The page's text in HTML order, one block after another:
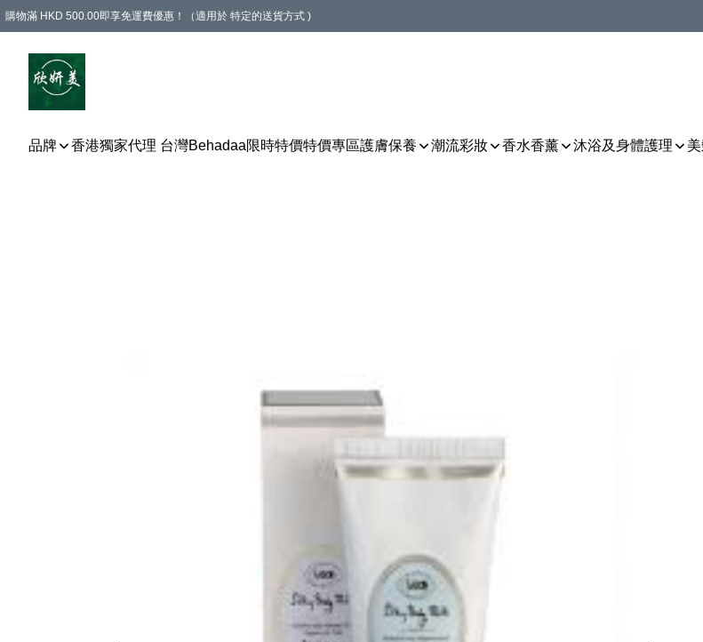
購物滿 HKD 500.00即享免運費優惠！（適用於 特定的送貨方式 )
品牌 香港獨家代理 台灣Behadaa限時特價特價專區護膚保養 潮流彩妝 香水香薰 沐浴及身體護理